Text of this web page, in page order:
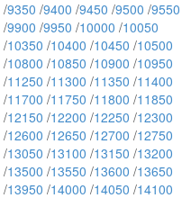
/9350 /9400 /9450 /9500 /9550
/9900 /9950 /10000 /10050
/10350 /10400 /10450 /10500
/10800 /10850 /10900 /10950
/11250 /11300 /11350 /11400
/11700 /11750 /11800 /11850
/12150 /12200 /12250 /12300
/12600 /12650 /12700 /12750
/13050 /13100 /13150 /13200
/13500 /13550 /13600 /13650
/13950 /14000 /14050 /14100